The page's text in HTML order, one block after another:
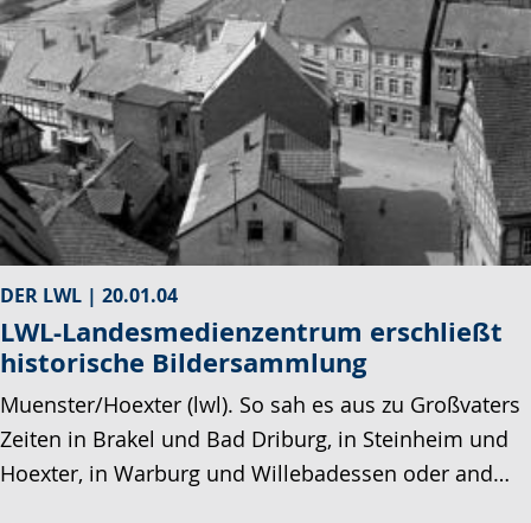
DER LWL | 20.01.04
LWL-Landesmedienzentrum erschließt
historische Bildersammlung
Muenster/Hoexter (lwl). So sah es aus zu Großvaters
Zeiten in Brakel und Bad Driburg, in Steinheim und
Hoexter, in Warburg und Willebadessen oder and…